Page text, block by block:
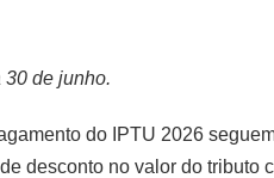
30 de junho.
do IPTU 2026
desconto no valor do tributo